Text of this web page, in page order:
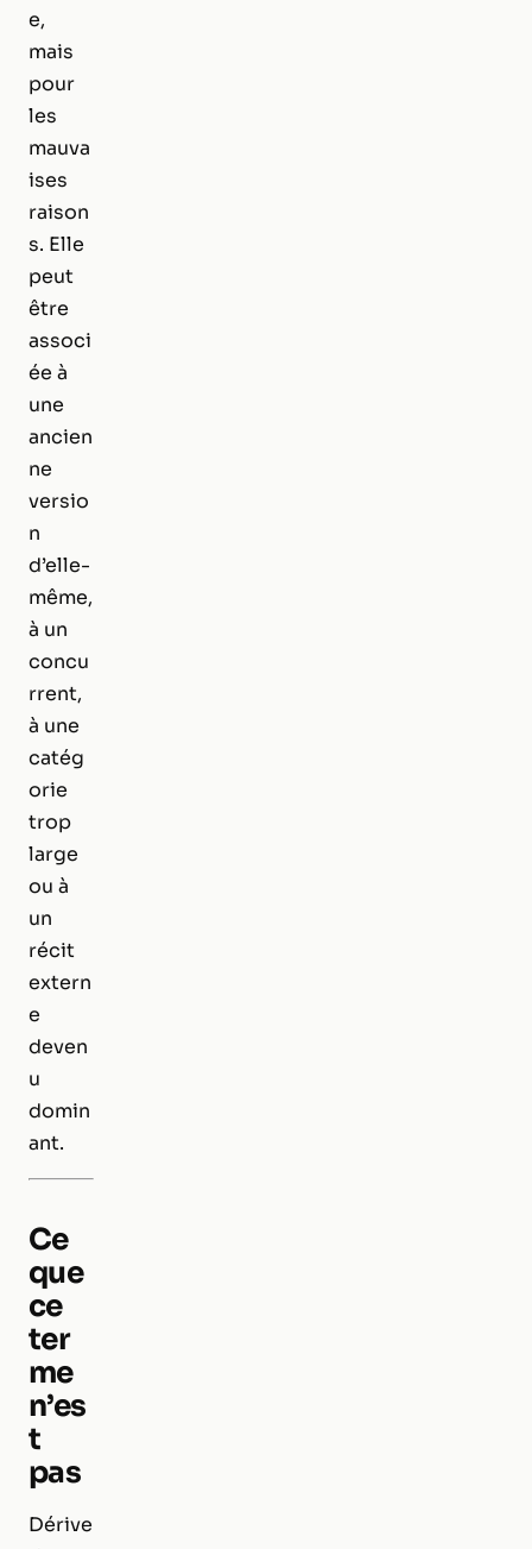
e,
mais
pour
les
mauva
ises
raison
s. Elle
peut
être
associ
ée à
une
ancien
ne
versio
n
d’elle-
même,
à un
concu
rrent,
à une
catég
orie
trop
large
ou à
un
récit
extern
e
deven
u
domin
ant.
Ce
que
ce
ter
me
n’es
t
pas
Dérive